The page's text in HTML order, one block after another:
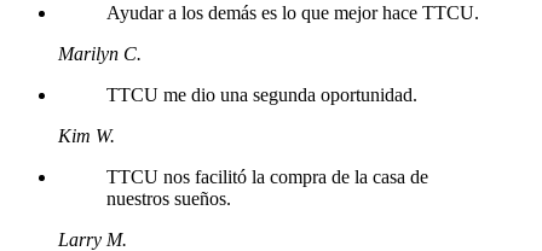
Ayudar a los demás es lo que mejor hace TTCU.
Marilyn C.
TTCU me dio una segunda oportunidad.
Kim W.
TTCU nos facilitó la compra de la casa de
nuestros sueños.
Larry M.